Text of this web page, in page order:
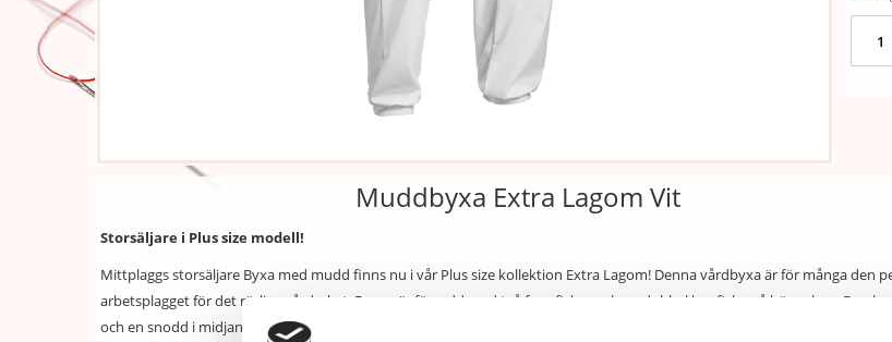
Muddbyxa Extra Lagom Vit
Storsäljare i Plus size modell!
Mittplaggs storsäljare Byxa med mudd finns nu i vår Plus size kollektion Extra Lagom! Denna vårdbyxa är för många den
arbetsplagget för det rörliga vårdyrket. Byxan är försedd med två framfickor och en dubbel benficka på höger ben. Den har
och en snodd i midjan för optimal passform. I benslutet finns en mjuk och skön mudd för komfort. Byxan är sydd i twill, 35%